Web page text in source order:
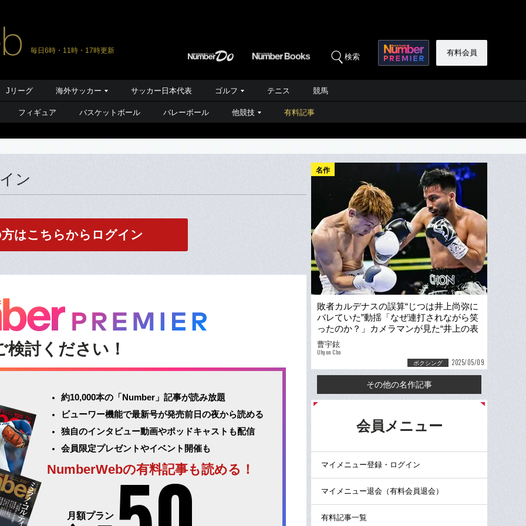
毎日6時・11時・17時更新
検索 有料会員
Jリーグ 海外サッカー サッカー日本代表 ゴルフ テニス 競馬
フィギュア バスケットボール バレーボール 他競技 有料記事
ン
はこちらからログイン
検討ください！
約10,000本の「Number」記事が読み放題
ビューワー機能で最新号が発売前日の夜から読める
独自のインタビュー動画やポッドキャストも配信
会員限定プレゼントやイベント開催も
NumberWebの有料記事も読める！
月額プラン
名作
敗者カルデナスの誤算“じつは井上尚弥に
バレていた”動揺「なぜ連打されながら笑
ったのか？」カメラマンが見た“井上の表
情”「イーッと歯を…珍しい1枚」
曹宇鉉
Uhyon Cho
ボクシング 2025/05/09
その他の名作記事
会員メニュー
マイメニュー登録・ログイン
マイメニュー退会（有料会員退会）
有料記事一覧